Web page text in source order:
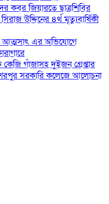
কবর জিয়ারতে ছাত্রশিবির
উদ্দিনের ৪র্থ মৃত্যুবার্ষিকী
আত্মসাৎ এর অভিযোগে
গাঁজাসহ দুইজন গ্রেপ্তার
সরকারি কলেজে আলোচনা